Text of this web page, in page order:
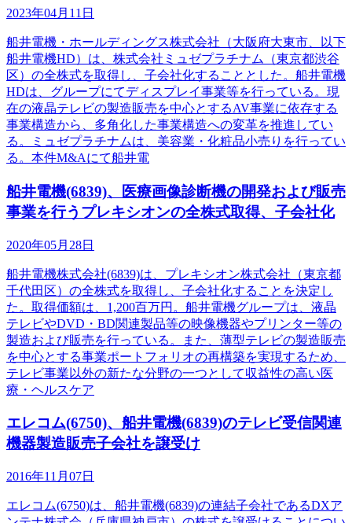
2023年04月11日
船井電機・ホールディングス株式会社（大阪府大東市、以下
船井電機HD）は、株式会社ミュゼプラチナム（東京都渋谷
区）の全株式を取得し、子会社化することとした。船井電機
HDは、グループにてディスプレイ事業等を行っている。現
在の液晶テレビの製造販売を中心とするAV事業に依存する
事業構造から、多角化した事業構造への変革を推進してい
る。ミュゼプラチナムは、美容業・化粧品小売りを行ってい
る。本件M&Aにて船井電
船井電機(6839)、医療画像診断機の開発および販売
事業を行うプレキシオンの全株式取得、子会社化
2020年05月28日
船井電機株式会社(6839)は、プレキシオン株式会社（東京都
千代田区）の全株式を取得し、子会社化することを決定し
た。取得価額は、1,200百万円。船井電機グループは、液晶
テレビやDVD・BD関連製品等の映像機器やプリンター等の
製造および販売を行っている。また、薄型テレビの製造販売
を中心とする事業ポートフォリオの再構築を実現するため、
テレビ事業以外の新たな分野の一つとして収益性の高い医
療・ヘルスケア
エレコム(6750)、船井電機(6839)のテレビ受信関連
機器製造販売子会社を譲受け
2016年11月07日
エレコム(6750)は、船井電機(6839)の連結子会社であるDXア